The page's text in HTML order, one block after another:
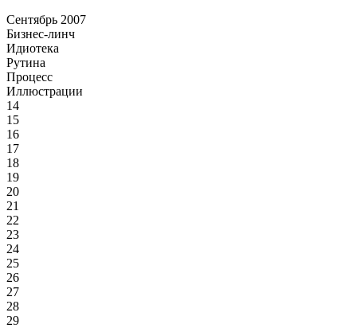
Сентябрь 2007
Бизнес-линч
Идиотека
Рутина
Процесс
Иллюстрации
14
15
16
17
18
19
20
21
22
23
24
25
26
27
28
29